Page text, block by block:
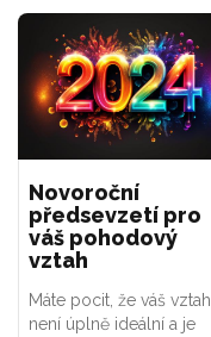
Novoroční
předsevzetí pro
váš pohodový
vztah
Máte pocit, že váš vztah
není úplně ideální a je